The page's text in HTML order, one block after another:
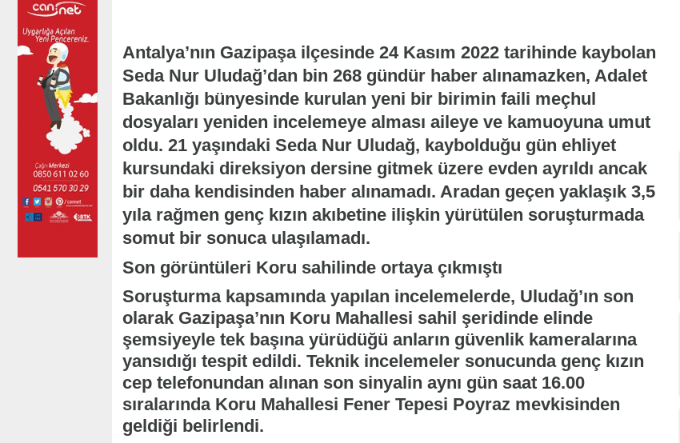
Antalya’nın Gazipaşa ilçesinde 24 Kasım 2022 tarihinde kaybolan
Seda Nur Uludağ’dan bin 268 gündür haber alınamazken, Adalet
Bakanlığı bünyesinde kurulan yeni bir birimin faili meçhul
dosyaları yeniden incelemeye alması aileye ve kamuoyuna umut
oldu. 21 yaşındaki Seda Nur Uludağ, kaybolduğu gün ehliyet
kursundaki direksiyon dersine gitmek üzere evden ayrıldı ancak
bir daha kendisinden haber alınamadı. Aradan geçen yaklaşık 3,5
yıla rağmen genç kızın akıbetine ilişkin yürütülen soruşturmada
somut bir sonuca ulaşılamadı.
Son görüntüleri Koru sahilinde ortaya çıkmıştı
Soruşturma kapsamında yapılan incelemelerde, Uludağ’ın son
olarak Gazipaşa’nın Koru Mahallesi sahil şeridinde elinde
şemsiyeyle tek başına yürüdüğü anların güvenlik kameralarına
yansıdığı tespit edildi. Teknik incelemeler sonucunda genç kızın
cep telefonundan alınan son sinyalin aynı gün saat 16.00
sıralarında Koru Mahallesi Fener Tepesi Poyraz mevkisinden
geldiği belirlendi.